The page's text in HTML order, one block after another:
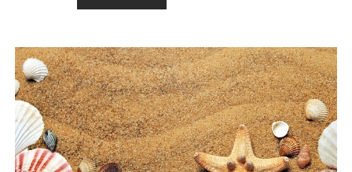
VE
RAHAT
BIR
KONAKLAMA
IÇIN
NELER
YAPMALI?